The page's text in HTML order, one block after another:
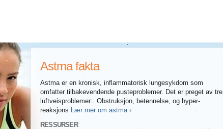
Astma fakta
Astma er en kronisk, inflammatorisk lungesykdom som
omfatter tilbakevendende pusteproblemer. Det er preget av tre
luftveisproblemer:. Obstruksjon, betennelse, og hyper-
reaksjons Lær mer om astma ›
RESSURSER